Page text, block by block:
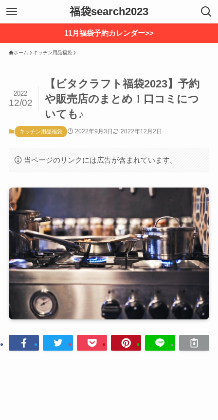
福袋search2023
11月福袋予約カレンダー>>
ホーム キッチン用品福袋
【ビタクラフト福袋2023】予約
や販売店のまとめ！口コミにつ
いても♪
2022
12/02
キッチン用品福袋 2022年9月3日 2022年12月2日
当ページのリンクには広告が含まれています。